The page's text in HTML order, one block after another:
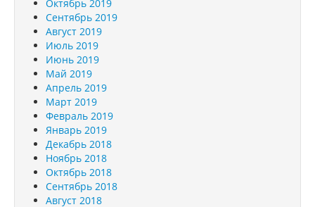
Октябрь 2019
Сентябрь 2019
Август 2019
Июль 2019
Июнь 2019
Май 2019
Апрель 2019
Март 2019
Февраль 2019
Январь 2019
Декабрь 2018
Ноябрь 2018
Октябрь 2018
Сентябрь 2018
Август 2018